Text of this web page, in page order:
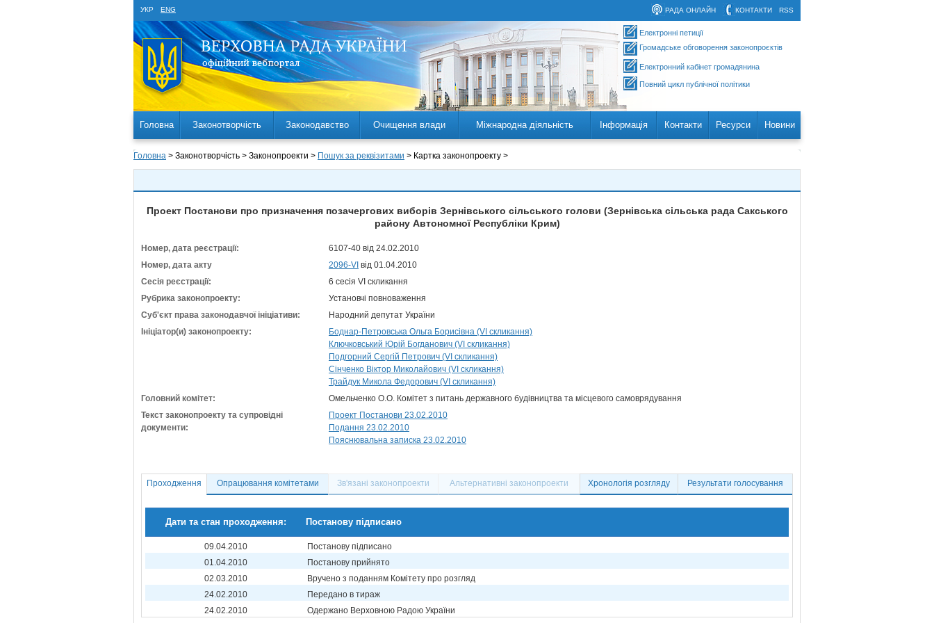
УКР ENG RSS
КОНТАКТИ
РАДА ОНЛАЙН
Електронні петиції
Громадське обговорення законопроєктів
Електронний кабінет громадянина
Повний цикл публічної політики
Головна Законотворчість Законодавство Очищення влади Міжнародна діяльність Інформація Контакти Ресурси Новини
Головна > Законотворчість > Законопроекти > Пошук за реквізитами > Картка законопроекту >
Проект Постанови про призначення позачергових виборів Зернівського сільського голови (Зернівська сільська рада Сакського
району Автономної Республіки Крим)
Номер, дата реєстрації:
6107-40 від 24.02.2010
Номер, дата акту
2096-VI від 01.04.2010
Сесія реєстрації:
6 сесія VI скликання
Рубрика законопроекту:
Установчі повноваження
Суб'єкт права законодавчої ініціативи:
Народний депутат України
Ініціатор(и) законопроекту:
Боднар-Петровська Ольга Борисівна (VI скликання)
Ключковський Юрій Богданович (VI скликання)
Подгорний Сергій Петрович (VI скликання)
Сінченко Віктор Миколайович (VI скликання)
Трайдук Микола Федорович (VI скликання)
Головний комітет:
Омельченко О.О. Комітет з питань державного будівництва та місцевого самоврядування
Текст законопроекту та супровідні
документи:
Проект Постанови 23.02.2010
Подання 23.02.2010
Пояснювальна записка 23.02.2010
Проходження Опрацювання комітетами Зв'язані законопроекти Альтернативні законопроекти Хронологія розгляду Результати голосування
Дати та стан проходження: Постанову підписано
09.04.2010
Постанову підписано
01.04.2010
Постанову прийнято
02.03.2010
Вручено з поданням Комітету про розгляд
24.02.2010
Передано в тираж
24.02.2010
Одержано Верховною Радою України